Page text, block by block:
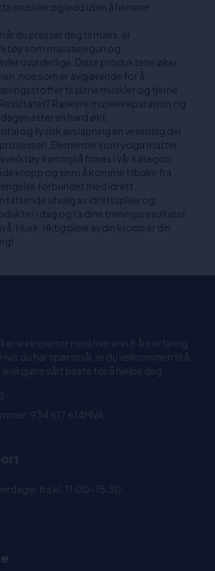
muskler og ledd uten å hemme
du presser deg til maks, er
som massasjegun og
uvurderlige. Disse produktene øker
noe som er avgjørende for å
til slitne muskler og fjerne
Raskere muskelreparasjon og
etter en hard økt.
og fysisk avslapning en vesentlig del
Elementer som yoga matter
kan også finnes i vår kategori,
kropp og sinn i å komme tilbake fra
forbundet med idrett.
utvalg av idrettspleie og
i dag og ta dine treningsresultater
Husk, riktig pleie av din kropp er din
er vi eksperter med mer enn 8 års erfaring
du har spørsmål, er du velkommen til å
vil gjøre vårt beste for å hjelpe deg
934 617 614MVA
fra kl. 11:00-15:30.